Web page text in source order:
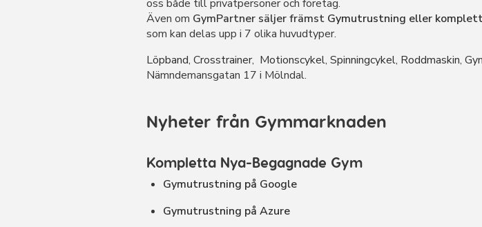
oss både till privatpersoner och företag.
Även om GymPartner säljer främst Gymutrustning eller
som kan delas upp i 7 olika huvudtyper.
Löpband,Crosstrainer, Motionscykel,Spinningcykel, Roddmaskin,
Nämndemansgatan 17 i Mölndal.
Nyheter från Gymmarknaden
Kompletta Nya-Begagnade Gym
Gymutrustning på Google
Gymutrustning på Azure